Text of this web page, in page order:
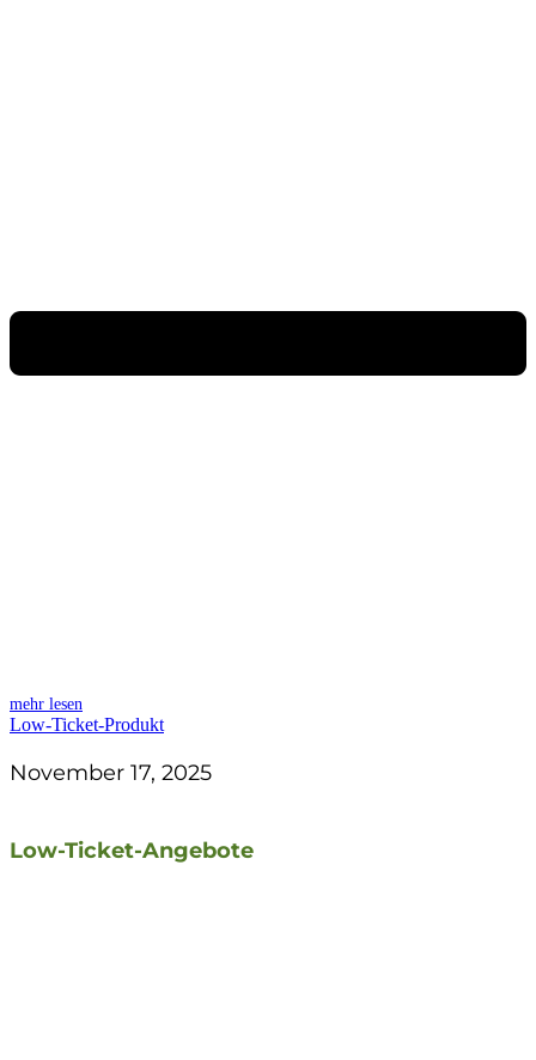
mehr lesen
Low-Ticket-Produkt
November 17, 2025
Low-Ticket-Angebote